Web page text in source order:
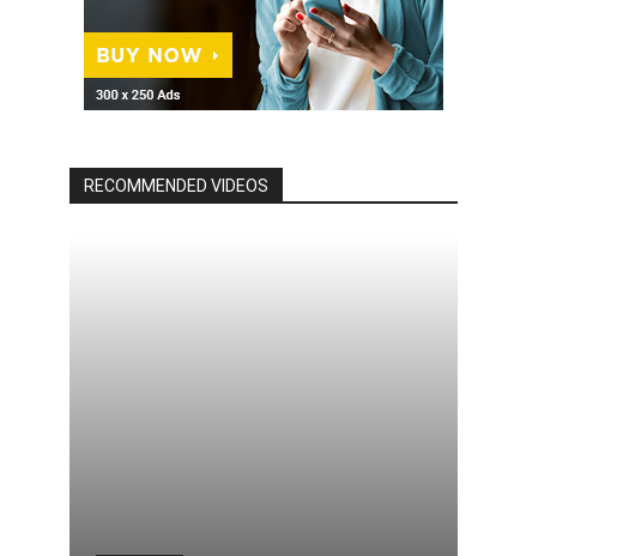
RECOMMENDED VIDEOS